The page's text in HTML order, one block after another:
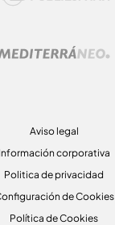
Aviso legal
Información corporativa
Politica de privacidad
de Cookies
Política de Cookies